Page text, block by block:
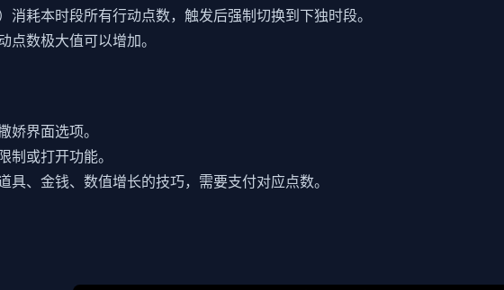
消耗本时段所有行动点数，触发后强制切换到下独时段。
点数极大值可以增加。
娇界面选项。
制或打开功能。
具、金钱、数值增长的技巧，需要支付对应点数。